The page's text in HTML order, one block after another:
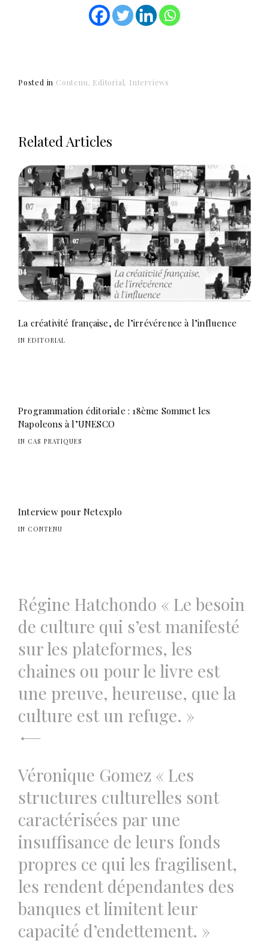
Posted in Contenu Editorial Interviews
Related Articles
La créativité française, de l’irrévérence à l’influence
IN EDITORIAL
Programmation éditoriale : 18ème Sommet les
Napoleons à l’UNESCO
IN CAS PRATIQUES
Interview pour Netexplo
IN CONTENU
Navigation
de
l’article
Régine Hatchondo « Le besoin
de culture qui s’est manifesté
sur les plateformes, les
chaines ou pour le livre est
une preuve, heureuse, que la
culture est un refuge. »
Véronique Gomez « Les
structures culturelles sont
caractérisées par une
insuffisance de leurs fonds
propres ce qui les fragilisent,
les rendent dépendantes des
banques et limitent leur
capacité d’endettement. »